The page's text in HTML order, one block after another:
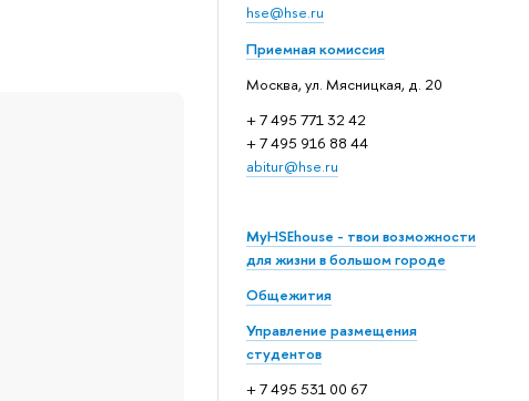
hse@hse.ru
Приемная комиссия
Москва, ул. Мясницкая, д. 20
+ 7 495 771 32 42
+ 7 495 916 88 44
abitur@hse.ru
MyHSEhouse - твои возможности
для жизни в большом городе
Общежития
Управление размещения
студентов
+ 7 495 531 00 67